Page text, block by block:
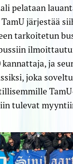
pelataan
TamU järjestää
tarkoitetun
ja
joka
tulevat